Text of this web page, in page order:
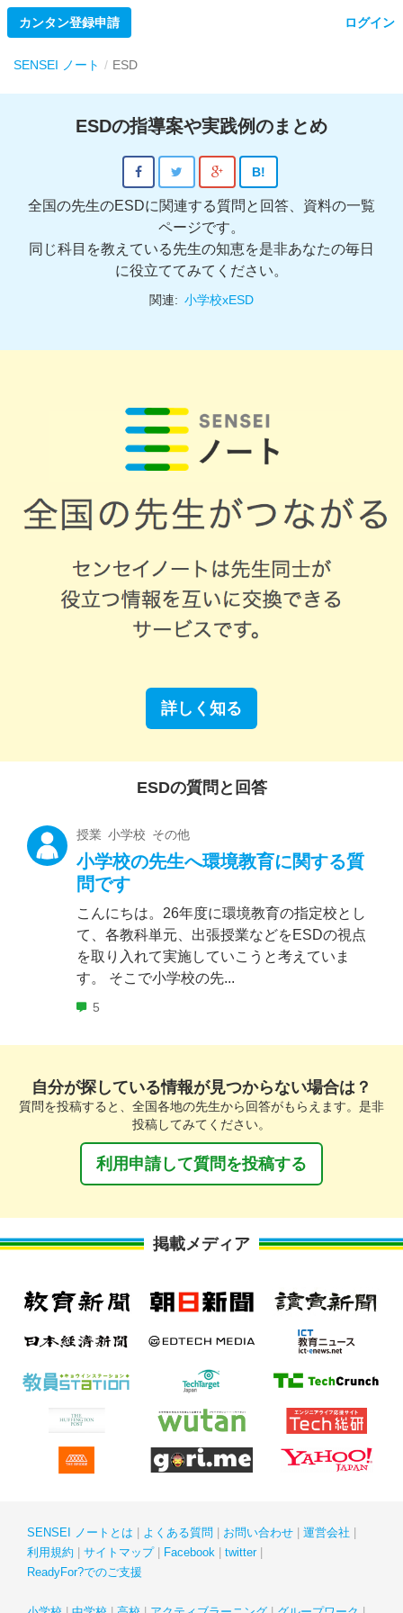
カンタン登録申請 ログイン
SENSEI ノート ESD
ESDの指導案や実践例のまとめ
B!
全国の先生のESDに関連する質問と回答、資料の一覧
ページです。
同じ科目を教えている先生の知恵を是非あなたの毎日
に役立ててみてください。
関連: 小学校xESD
詳しく知る
ESDの質問と回答
授業 小学校 その他
小学校の先生へ環境教育に関する質
問です
こんにちは。26年度に環境教育の指定校とし
て、各教科単元、出張授業などをESDの視点
を取り入れて実施していこうと考えていま
す。 そこで小学校の先...
5
自分が探している情報が見つからない場合は？
質問を投稿すると、全国各地の先生から回答がもらえます。是非
投稿してみてください。
利用申請して質問を投稿する
掲載メディア
SENSEI ノートとは よくある質問 お問い合わせ
運営会社
利用規約
サイトマップ Facebook
twitter
ReadyFor?でのご支援